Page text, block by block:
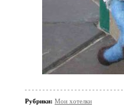
Рубрики: Мои хотелки